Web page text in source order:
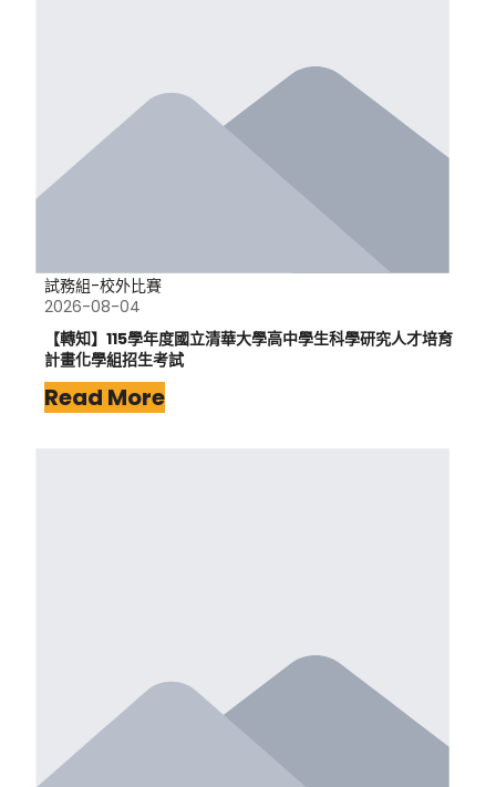
試務組-校外比賽
2026-08-04
【轉知】115學年度國立清華大學高中學生科學研究人才培育
計畫化學組招生考試
Read More